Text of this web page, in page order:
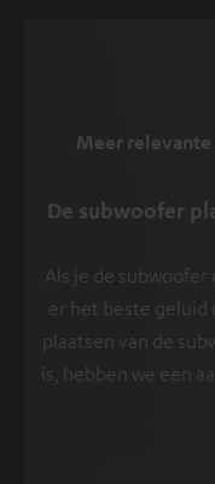
Meer
De subwoofer
Als je de
er het beste geluid
plaatsen van de
is, hebben we een